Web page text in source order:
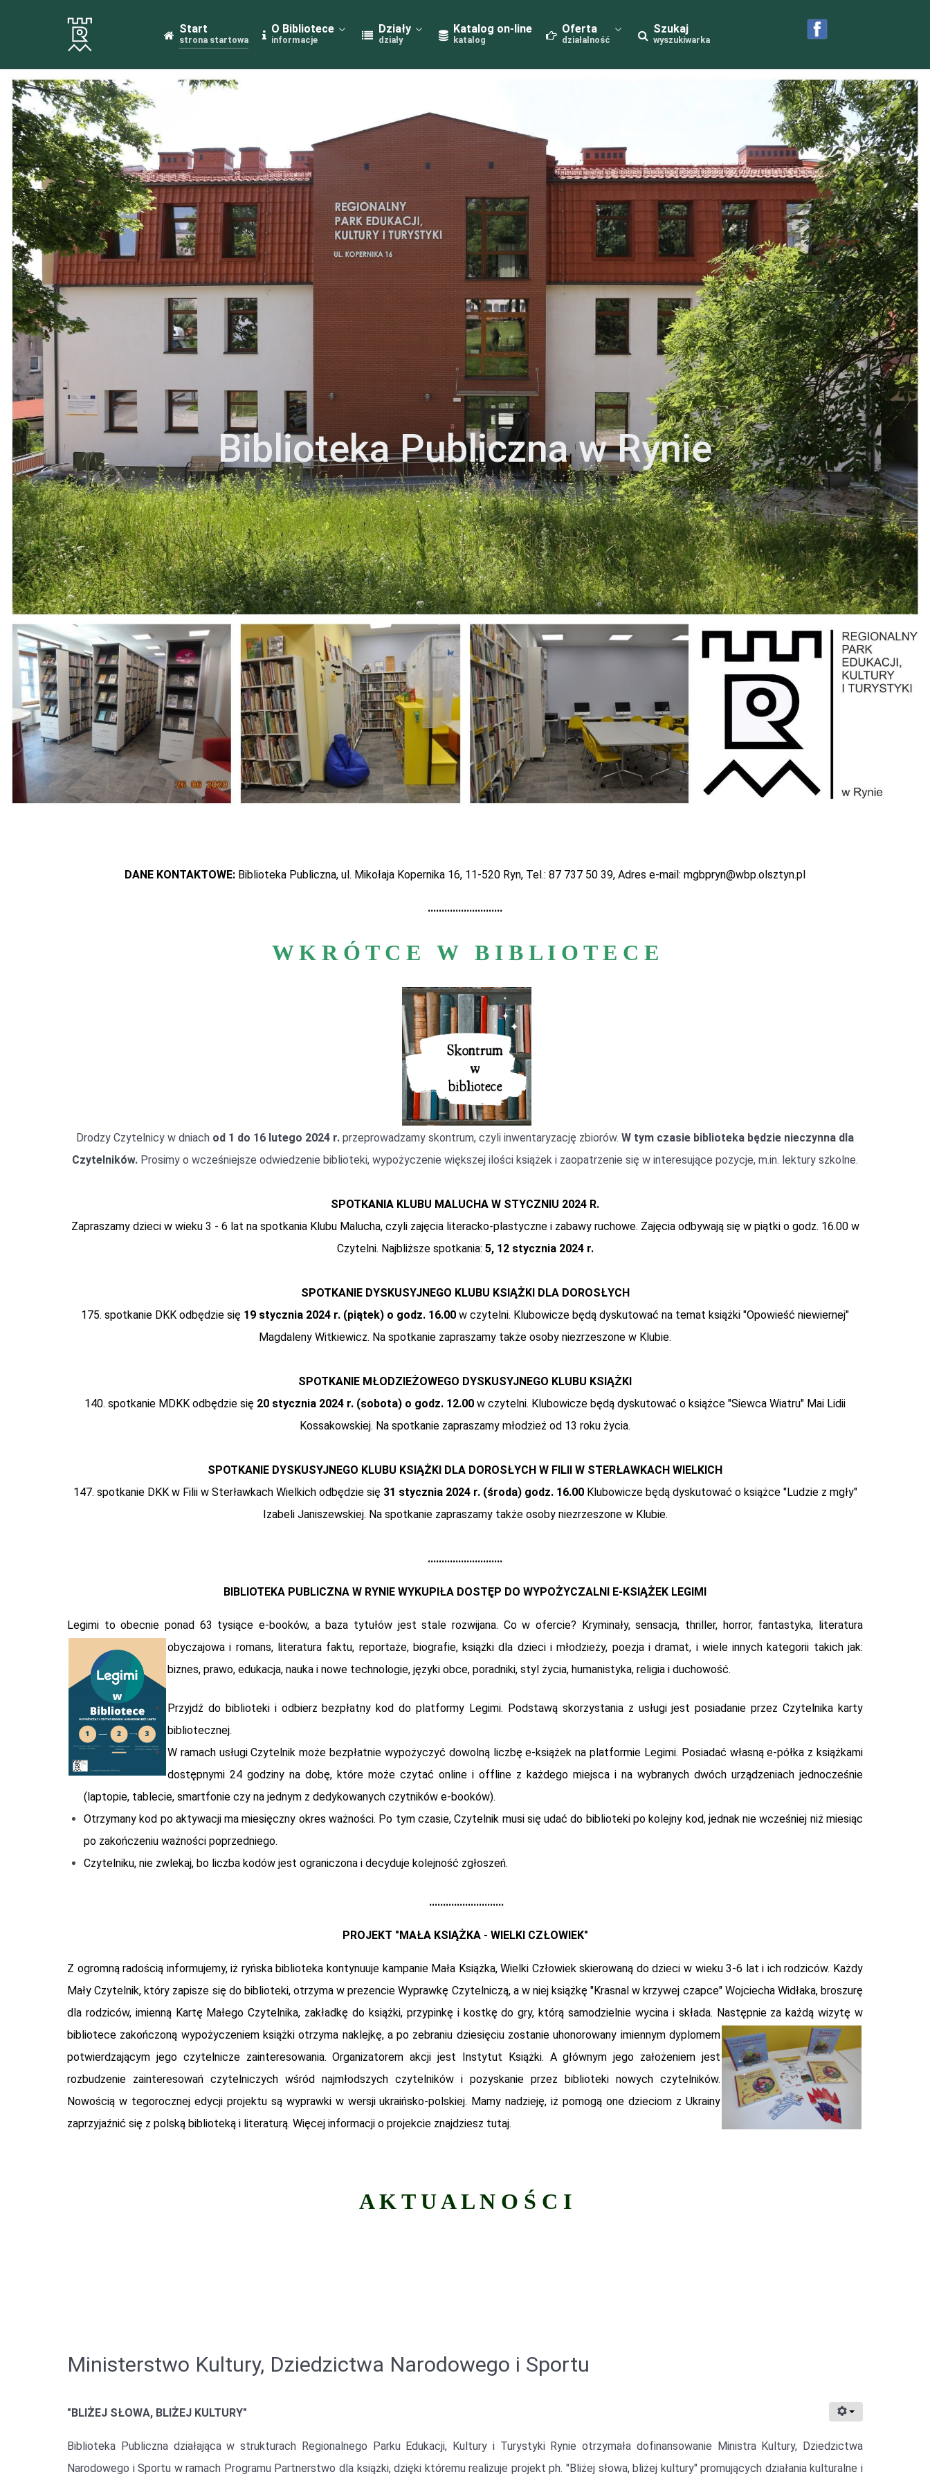
Start
strona startowa
O Bibliotece
informacje
Działy
działy
Katalog on-line
katalog
Oferta
działalność
Szukaj
wyszukiwarka
Biblioteka Publiczna w Rynie
DANE KONTAKTOWE: Biblioteka Publiczna, ul. Mikołaja Kopernika 16, 11-520 Ryn, Tel.: 87 737 50 39, Adres e-mail: mgbpryn@wbp.olsztyn.pl
...........................
W K R Ó T C E W B I B L I O T E C E
Drodzy Czytelnicy w dniach od 1 do 16 lutego 2024 r. przeprowadzamy skontrum, czyli inwentaryzację zbiorów. W tym czasie biblioteka będzie nieczynna dla
Czytelników. Prosimy o wcześniejsze odwiedzenie biblioteki, wypożyczenie większej ilości książek i zaopatrzenie się w interesujące pozycje, m.in. lektury szkolne.
SPOTKANIA KLUBU MALUCHA W STYCZNIU 2024 R.
Zapraszamy dzieci w wieku 3 - 6 lat na spotkania Klubu Malucha, czyli zajęcia literacko-plastyczne i zabawy ruchowe. Zajęcia odbywają się w piątki o godz. 16.00 w
Czytelni. Najbliższe spotkania: 5, 12 stycznia2024 r.
SPOTKANIE DYSKUSYJNEGO KLUBU KSIĄŻKI DLA DOROSŁYCH
175. spotkanie DKK odbędzie się 19 stycznia 2024 r. (piątek) o godz. 16.00 w czytelni. Klubowicze będą dyskutować na temat książki "Opowieść niewiernej"
Magdaleny Witkiewicz. Na spotkanie zapraszamy także osoby niezrzeszone w Klubie.
SPOTKANIE MŁODZIEŻOWEGO DYSKUSYJNEGO KLUBU KSIĄŻKI
140. spotkanie MDKK odbędzie się 20 stycznia 2024 r. (sobota) o godz. 12.00 w czytelni. Klubowicze będą dyskutować o książce "Siewca Wiatru" Mai Lidii
Kossakowskiej. Na spotkanie zapraszamy młodzież od 13 roku życia.
SPOTKANIE DYSKUSYJNEGO KLUBU KSIĄŻKI DLA DOROSŁYCH W FILII W STERŁAWKACH WIELKICH
147. spotkanie DKK w Filii w Sterławkach Wielkich odbędzie się 31 stycznia 2024 r. (środa) godz. 16.00Klubowicze będą dyskutować o książce "Ludzie z mgły"
Izabeli Janiszewskiej. Na spotkanie zapraszamy także osoby niezrzeszone w Klubie.
...........................
BIBLIOTEKA PUBLICZNA W RYNIE WYKUPIŁA DOSTĘP DO WYPOŻYCZALNI E-KSIĄŻEK LEGIMI
Legimi to obecnie ponad 63 tysiące e-booków, a baza tytułów jest stale rozwijana. Co w ofercie? Kryminały, sensacja, thriller, horror, fantastyka, literatura
obyczajowa i romans, literatura faktu, reportaże, biografie, książki dla dzieci i młodzieży, poezja i dramat, i wiele innych kategorii takich jak:
biznes, prawo, edukacja, nauka i nowe technologie, języki obce, poradniki, styl życia, humanistyka, religia i duchowość.
Przyjdź do biblioteki i odbierz bezpłatny kod do platformy Legimi. Podstawą skorzystania z usługi jest posiadanie przez Czytelnika karty
bibliotecznej.
W ramach usługi Czytelnik może bezpłatnie wypożyczyć dowolną liczbę e-książek na platformie Legimi. Posiadać własną e-półka z książkami
dostępnymi 24 godziny na dobę, które może czytać online i offline z każdego miejsca i na wybranych dwóch urządzeniach jednocześnie
(laptopie, tablecie, smartfonie czy na jednym z dedykowanych czytników e-booków).
Otrzymany kod po aktywacji ma miesięczny okres ważności. Po tym czasie, Czytelnik musi się udać do biblioteki po kolejny kod, jednak nie wcześniej niż miesiąc
po zakończeniu ważności poprzedniego.
Czytelniku, nie zwlekaj, bo liczba kodów jest ograniczona i decyduje kolejność zgłoszeń.
...........................
PROJEKT "MAŁA KSIĄŻKA - WIELKI CZŁOWIEK"
Z ogromną radością informujemy, iż ryńska biblioteka kontynuuje kampanie Mała Książka, Wielki Człowiek skierowaną do dzieci w wieku 3-6 lat i ich rodziców. Każdy
Mały Czytelnik, który zapisze się do biblioteki, otrzyma w prezencie Wyprawkę Czytelniczą, a w niej książkę "Krasnal w krzywej czapce" Wojciecha Widłaka, broszurę
dla rodziców, imienną Kartę Małego Czytelnika, zakładkę do książki, przypinkę i kostkę do gry, którą samodzielnie wycina i składa. Następnie za każdą wizytę w
bibliotece zakończoną wypożyczeniem książki otrzyma naklejkę, a po zebraniu dziesięciu zostanie uhonorowany imiennym dyplomem
potwierdzającym jego czytelnicze zainteresowania. Organizatorem akcji jest Instytut Książki. A głównym jego założeniem jest
rozbudzenie zainteresowań czytelniczych wśród najmłodszych czytelników i pozyskanie przez biblioteki nowych czytelników.
Nowością w tegorocznej edycji projektu są wyprawki w wersji ukraińsko-polskiej. Mamy nadzieję, iż pomogą one dzieciom z Ukrainy
zaprzyjaźnić się z polską biblioteką i literaturą. Więcej informacji o projekcie znajdziesz tutaj.
A K T U A L N O Ś C I
Ministerstwo Kultury, Dziedzictwa Narodowego i Sportu
"BLIŻEJ SŁOWA, BLIŻEJ KULTURY"
Biblioteka Publiczna działająca w strukturach Regionalnego Parku Edukacji, Kultury i Turystyki Rynie otrzymała dofinansowanie Ministra Kultury, Dziedzictwa
Narodowego i Sportu w ramach Programu Partnerstwo dla książki, dzięki któremu realizuje projekt ph. "Bliżej słowa, bliżej kultury" promujących działania kulturalne i